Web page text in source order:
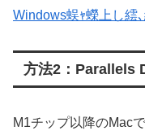
Windows蜈ｬ蠑上し繧
方法2：Parallels
M1チップ以降のMac